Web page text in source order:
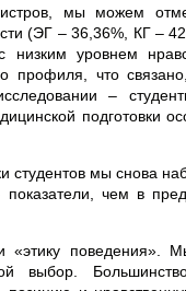
мы можем
(ЭГ – 36,36%, КГ –
уровнем
профиля, что
–
подготовки
студентов мы снова
чем в
поведения».
выбор.